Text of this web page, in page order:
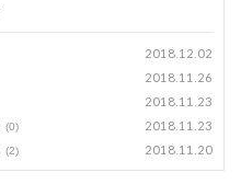
2018.12.02
2018.11.26
2018.11.23
(0) 2018.11.23
(2) 2018.11.20